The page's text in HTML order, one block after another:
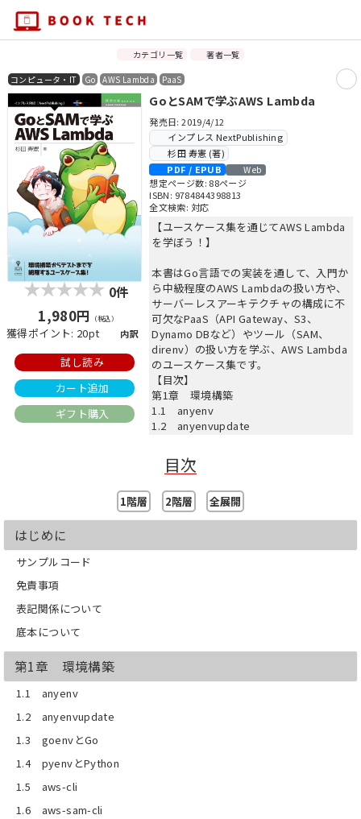
カテゴリ一覧 著者一覧
コンピュータ・IT Go AWS Lambda PaaS
0件
1,980円 （税込）
獲得ポイント: 20pt 内訳
試し読み
カート追加
ギフト購入
GoとSAMで学ぶAWS Lambda
発売日: 2019/4/12
インプレス NextPublishing
杉田 寿憲 (著)
PDF / EPUB
Web
想定ページ数: 88ページ
ISBN: 9784844398813
全文検索: 対応
【ユースケース集を通じてAWS Lambda
を学ぼう！】
本書はGo言語での実装を通して、入門か
ら中級程度のAWS Lambdaの扱い方や、
サーバーレスアーキテクチャの構成に不
可欠なPaaS（API Gateway、S3、
Dynamo DBなど）やツール（SAM、
direnv）の扱い方を学ぶ、AWS Lambda
のユースケース集です。
【目次】
第1章 環境構築
1.1 anyenv
1.2 anyenvupdate
1.4 pyenvとPython
1.5 aws-cli
1.6 aws-sam-cli
1.7 saw
1.8 direnv
1.10 gig
2.6 デプロイ
第3章 SNSとSQSによるファンアウト
目次
1階層 2階層 全展開
はじめに
サンプルコード
免責事項
表記関係について
底本について
第1章 環境構築
1.1 anyenv
1.2 anyenvupdate
1.3 goenvとGo
1.4 pyenvとPython
1.5 aws-cli
1.6 aws-sam-cli